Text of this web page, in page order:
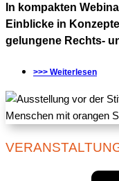
In kompakten
Einblicke in
gelungene Rechts-
>>> Weiterlesen